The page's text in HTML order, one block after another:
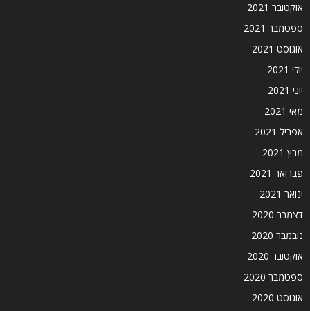
אוקטובר 2021
ספטמבר 2021
אוגוסט 2021
יולי 2021
יוני 2021
מאי 2021
אפריל 2021
מרץ 2021
פברואר 2021
ינואר 2021
דצמבר 2020
נובמבר 2020
אוקטובר 2020
ספטמבר 2020
אוגוסט 2020